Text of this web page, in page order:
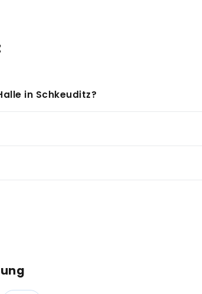
in Schkeuditz?
Viele Reisende wählen diese Option,